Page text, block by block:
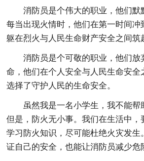
消防员是个伟大的职业，他们默
每当出现火情时，他们在第一时间冲
躯在烈火与人民生命财产安全之间筑
消防员是个可敬的职业，他们放
命，他们在个人安全与人民生命安全
选择了守护人民的生命安全。
虽然我是一名小学生，我不能帮
但是，防火无小事。我们在生活中，
学习防火知识，尽可能杜绝火灾发生
证自己的安全，也能让消防员减少危